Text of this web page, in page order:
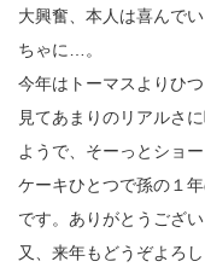
大興奮、本人は喜んで
ちゃに…。
今年はトーマスよりひ
見てあまりのリアルさ
ようで、そーっとショ
ケーキひとつで孫の１
です。ありがとうござい
又、来年もどうぞよろ